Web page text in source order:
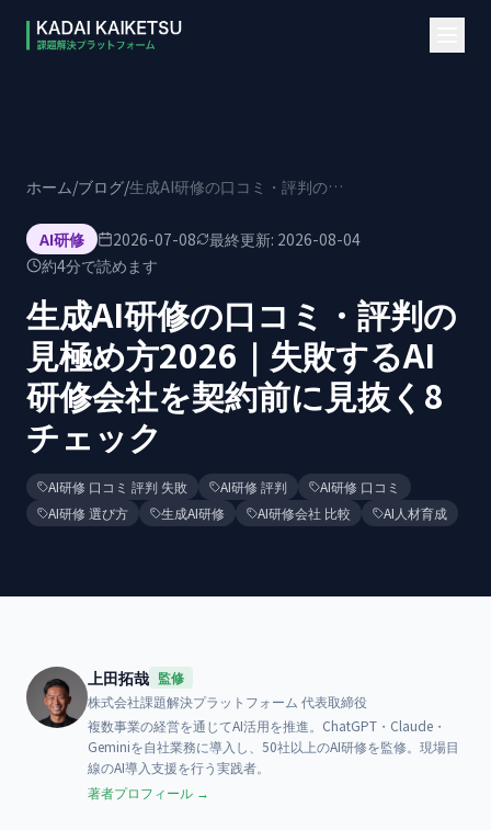
ホーム/ブログ/ 生成AI研修の口コミ・評判の見極め方2026｜失敗するAI研修会社を契約前に見抜く8チェック
AI研修 2026-07-08 最終更新: 2026-08-04
約4分で読めます
生成AI研修の口コミ・評判の
見極め方2026｜失敗するAI
研修会社を契約前に見抜く8
チェック
AI研修 口コミ 評判 失敗 AI研修 評判
AI研修 口コミ
AI研修 選び方
生成AI研修 AI研修会社 比較 AI人材育成
上田拓哉 監修
株式会社課題解決プラットフォーム 代表取締役
複数事業の経営を通じてAI活用を推進。ChatGPT・Claude・
Geminiを自社業務に導入し、50社以上のAI研修を監修。現場目
線のAI導入支援を行う実践者。
著者プロフィール →